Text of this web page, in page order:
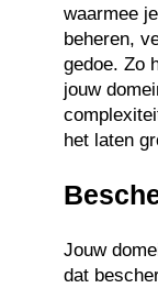
waarmee
beheren,
gedoe. Zo
jouw
het laten
Jouw
dat